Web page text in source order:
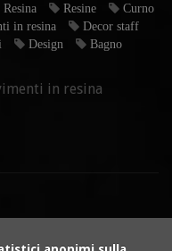
Resina Resine
Curno
in resina
Decor staff
Design
Bagno
in resina